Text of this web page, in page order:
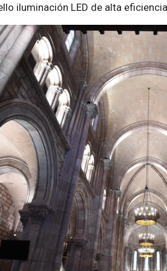
iluminación LED de alta